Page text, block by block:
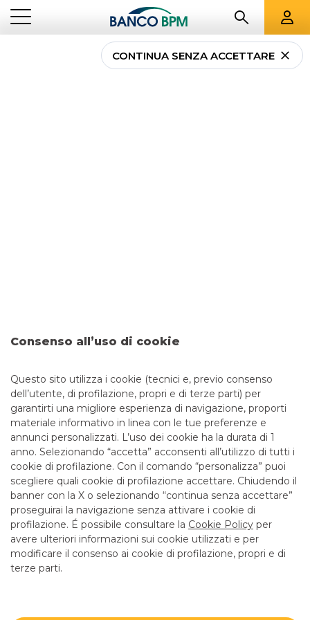
CONTATTI
Tel:0495795689
Email: centroimprese.06017@pec.bancobpmspa.it
LINK UTILI
CONTATTI E FILIALI
LAVORA CON NOI
TERZO SETTORE
CONTINUA SENZA ACCETTARE
Consenso all’uso di cookie
Questo sito utilizza i cookie (tecnici e, previo consenso
dell’utente, di profilazione, propri e di terze parti) per
garantirti una migliore esperienza di navigazione, proporti
materiale informativo in linea con le tue preferenze e
annunci personalizzati. L’uso dei cookie ha la durata di 1
anno. Selezionando “accetta” acconsenti all’utilizzo di tutti i
cookie di profilazione. Con il comando “personalizza” puoi
scegliere quali cookie di profilazione accettare. Chiudendo il
banner con la X o selezionando “continua senza accettare”
proseguirai la navigazione senza attivare i cookie di
profilazione. É possibile consultare la Cookie Policy per
avere ulteriori informazioni sui cookie utilizzati e per
modificare il consenso ai cookie di profilazione, propri e di
terze parti.